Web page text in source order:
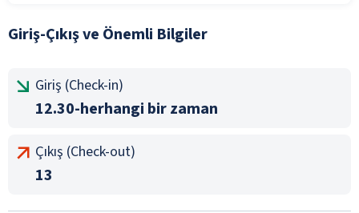
Giriş-Çıkış ve Önemli Bilgiler
Giriş (Check-in)
12.30-herhangi bir zaman
Çıkış (Check-out)
13